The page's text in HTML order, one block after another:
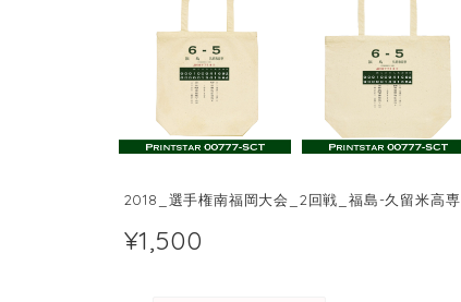
2018_選手権南福岡大会_2回戦_福島-久留米高専
¥1,500